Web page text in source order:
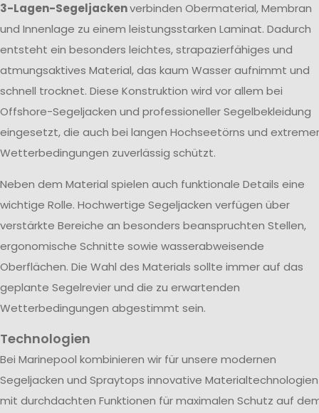
3-Lagen-Segeljackenverbinden Obermaterial, Membran
und Innenlage zu einem leistungsstarken Laminat. Dadurch
entsteht ein besonders leichtes, strapazierfähiges und
atmungsaktives Material, das kaum Wasser aufnimmt und
schnell trocknet. Diese Konstruktion wird vor allem bei
Offshore-Segeljacken und professioneller Segelbekleidung
eingesetzt, die auch bei langen Hochseetörns und
Wetterbedingungen zuverlässig schützt.
Neben dem Material spielen auch funktionale Details eine
wichtige Rolle. Hochwertige Segeljacken verfügen über
verstärkte Bereiche an besonders beanspruchten Stellen,
ergonomische Schnitte sowie wasserabweisende
Oberflächen. Die Wahl des Materials sollte immer auf das
geplante Segelrevier und die zu erwartenden
Wetterbedingungen abgestimmt sein.
Technologien
Bei Marinepool kombinieren wir für unsere modernen
Segeljacken und Spraytops innovative Materialtechnologien
mit durchdachten Funktionen für maximalen Schutz auf